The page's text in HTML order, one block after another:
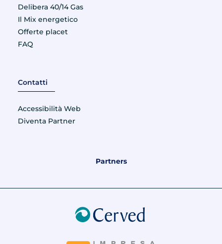
Delibera 40/14 Gas
Il Mix energetico
Offerte placet
FAQ
Contatti
Accessibilità Web
Diventa Partner
Partners